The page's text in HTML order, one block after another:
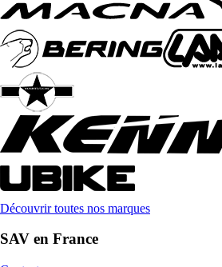
Découvrir toutes nos marques
SAV en France